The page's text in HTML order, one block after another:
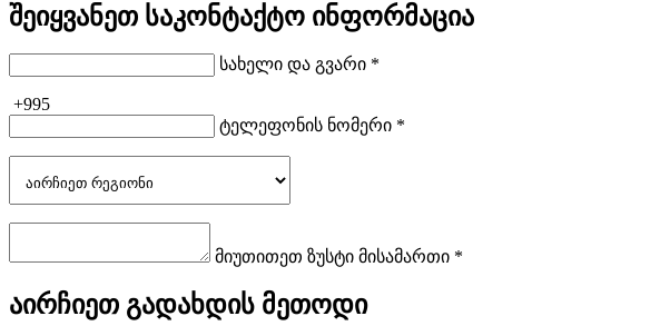
შეიყვანეთ საკონტაქტო ინფორმაცია
სახელი და გვარი *
+995
ტელეფონის ნომერი *
მიუთითეთ ზუსტი მისამართი *
აირჩიეთ გადახდის მეთოდი